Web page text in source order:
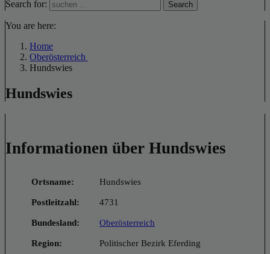
Search for:
Search
You are here:
Home
Oberösterreich
Hundswies
Hundswies
Informationen über Hundswies
Ortsname: Hundswies
Postleitzahl: 4731
Bundesland: Oberösterreich
Region: Politischer Bezirk Eferding